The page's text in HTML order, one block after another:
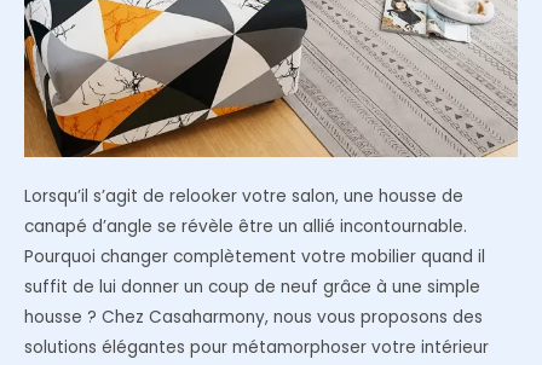
Lorsqu’il s’agit de relooker votre salon, une housse de
canapé d’angle se révèle être un allié incontournable.
Pourquoi changer complètement votre mobilier quand il
suffit de lui donner un coup de neuf grâce à une simple
housse ? Chez Casaharmony, nous vous proposons des
solutions élégantes pour métamorphoser votre intérieur